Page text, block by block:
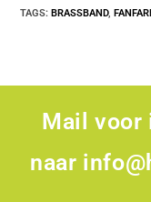
TAGS:BRASSBAND,
Mail voor
naar